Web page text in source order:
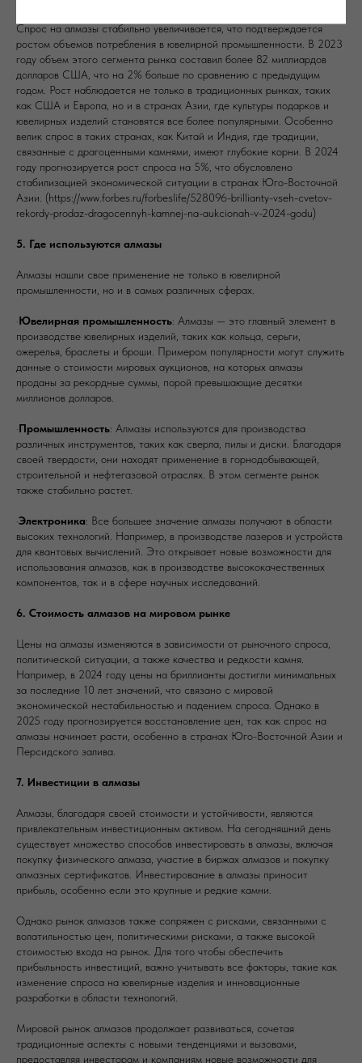
Спрос на алмазы стабильно увеличивается, что подтверждается
ростом объемов потребления в ювелирной промышленности. В 2023
году объем этого сегмента рынка составил более 82 миллиардов
долларов США, что на 2% больше по сравнению с предыдущим
годом. Рост наблюдается не только в традиционных рынках, таких
как США и Европа, но и в странах Азии, где культуры подарков и
ювелирных изделий становятся все более популярными. Особенно
велик спрос в таких странах, как Китай и Индия, где традиции,
связанные с драгоценными камнями, имеют глубокие корни. В 2024
году прогнозируется рост спроса на 5%, что обусловлено
стабилизацией экономической ситуации в странах Юго-Восточной
Азии. (https://www.forbes.ru/forbeslife/528096-brillianty-vseh-cvetov-
rekordy-prodaz-dragocennyh-kamnej-na-aukcionah-v-2024-godu)
5. Где используются алмазы
Алмазы нашли свое применение не только в ювелирной
промышленности, но и в самых различных сферах.
·Ювелирная промышленность: Алмазы — это главный элемент в
производстве ювелирных изделий, таких как кольца, серьги,
ожерелья, браслеты и броши. Примером популярности могут служить
данные о стоимости мировых аукционов, на которых алмазы
проданы за рекордные суммы, порой превышающие десятки
миллионов долларов.
·Промышленность: Алмазы используются для производства
различных инструментов, таких как сверла, пилы и диски. Благодаря
своей твердости, они находят применение в горнодобывающей,
строительной и нефтегазовой отраслях. В этом сегменте рынок
также стабильно растет.
·Электроника: Все большее значение алмазы получают в области
высоких технологий. Например, в производстве лазеров и устройств
для квантовых вычислений. Это открывает новые возможности для
использования алмазов, как в производстве высококачественных
компонентов, так и в сфере научных исследований.
6. Стоимость алмазов на мировом рынке
Цены на алмазы изменяются в зависимости от рыночного спроса,
политической ситуации, а также качества и редкости камня.
Например, в 2024 году цены на бриллианты достигли минимальных
за последние 10 лет значений, что связано с мировой
экономической нестабильностью и падением спроса. Однако в
2025 году прогнозируется восстановление цен, так как спрос на
алмазы начинает расти, особенно в странах Юго-Восточной Азии и
Персидского залива.
7. Инвестиции в алмазы
Алмазы, благодаря своей стоимости и устойчивости, являются
привлекательным инвестиционным активом. На сегодняшний день
существует множество способов инвестировать в алмазы, включая
покупку физического алмаза, участие в биржах алмазов и покупку
алмазных сертификатов. Инвестирование в алмазы приносит
прибыль, особенно если это крупные и редкие камни.
Однако рынок алмазов также сопряжен с рисками, связанными с
волатильностью цен, политическими рисками, а также высокой
стоимостью входа на рынок. Для того чтобы обеспечить
прибыльность инвестиций, важно учитывать все факторы, такие как
изменение спроса на ювелирные изделия и инновационные
разработки в области технологий.
Мировой рынок алмазов продолжает развиваться, сочетая
традиционные аспекты с новыми тенденциями и вызовами,
предоставляя инвесторам и компаниям новые возможности для